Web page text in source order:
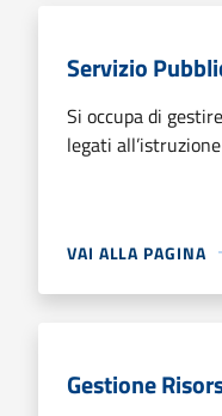
Servizio
Si occupa di
legati
VAI ALLA PAGINA
Gestione